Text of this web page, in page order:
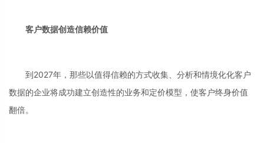
客户数据创造信赖价值
到2027年，那些以值得信赖的方式收集、分析和情境化化客户
数据的企业将成功建立创造性的业务和定价模型，使客户终身价值
翻倍。